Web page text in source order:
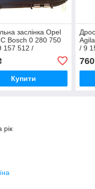
заслінка Opel
Bosch 0 280 750
157 512 /
Купити
/ 9
760
рік